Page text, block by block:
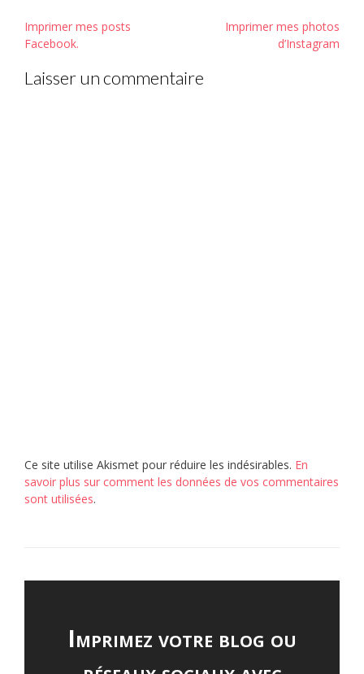
Post
navigation
Imprimer mes posts
Facebook.
Imprimer mes photos
d’Instagram
Laisser un commentaire
Ce site utilise Akismet pour réduire les indésirables. En
savoir plus sur comment les données de vos commentaires
sont utilisées.
Imprimez votre blog ou